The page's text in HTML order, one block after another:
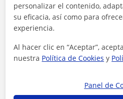
personalizar el contenido,
su eficacia, así como para
experiencia.
Al hacer clic en “Aceptar”,
nuestra Política de Cookies y
Panel de